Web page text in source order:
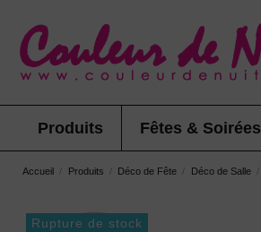
Produits Fêtes & Soirées
Accueil Produits Déco de Fête Déco de Salle
Rupture de stock